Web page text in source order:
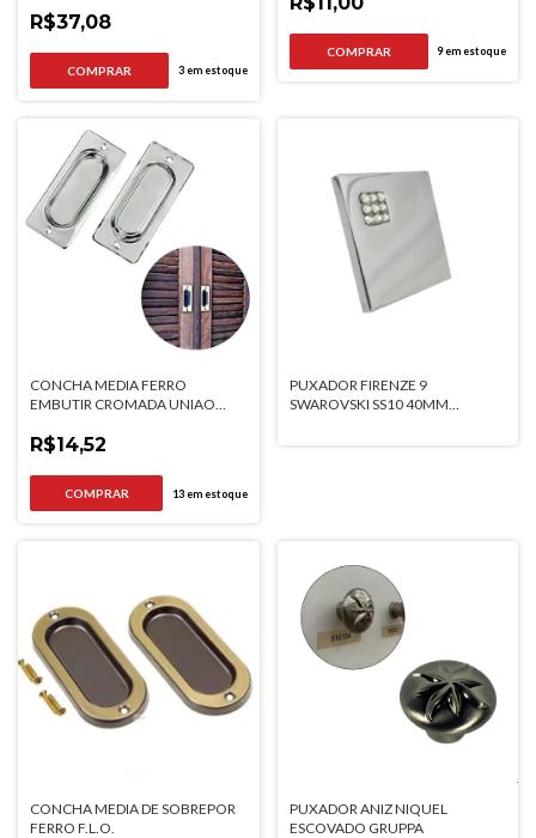
R$37,08
3em estoque
9em estoque
CONCHA MEDIA FERRO
EMBUTIR CROMADA UNIAO
R$14,52
13em estoque
PUXADOR FIRENZE 9
SWAROVSKI SS10 40MM
CONCHA MEDIA DE SOBREPOR
FERRO F.L.O.
PUXADOR ANIZ NIQUEL
ESCOVADO GRUPPA